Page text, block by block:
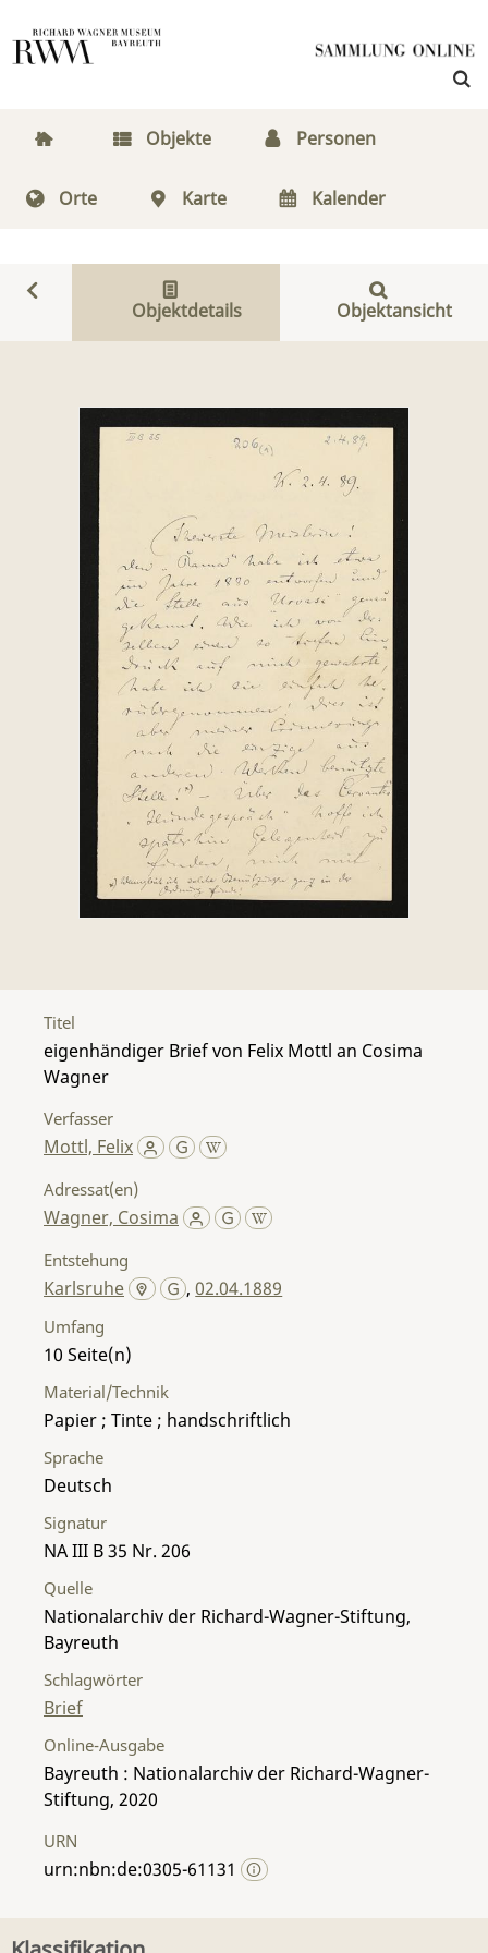
Objekte Personen
Orte Karte Kalender
Objektdetails Objektansicht
Titel
eigenhändiger Brief von Felix Mottl an Cosima
Wagner
Verfasser
Mottl, Felix
Adressat(en)
Wagner, Cosima
Entstehung
Karlsruhe ,02.04.1889
Umfang
10
Material/Technik
Papier ; Tinte ; handschriftlich
Sprache
Deutsch
Signatur
NA III B 35 Nr. 206
Quelle
Nationalarchiv der Richard-Wagner-Stiftung,
Bayreuth
Schlagwörter
Brief
Online-Ausgabe
Bayreuth : Nationalarchiv der Richard-Wagner-
Stiftung, 2020
URN
urn:nbn:de:0305-61131